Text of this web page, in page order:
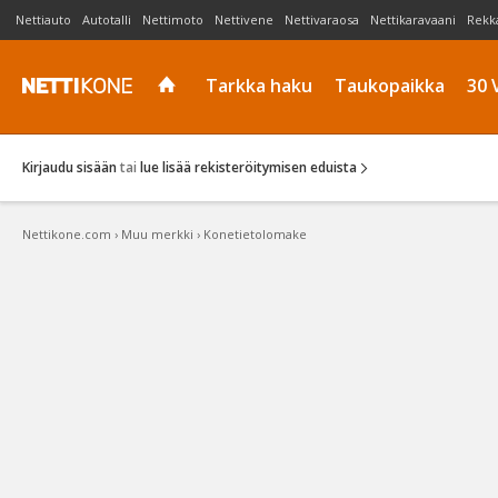
Nettiauto Autotalli Nettimoto Nettivene Nettivaraosa Nettikaravaani
Tarkka haku Taukopaikka 30
Kirjaudu sisään tai lue lisää rekisteröitymisen eduista
Nettikone.com › Muu merkki › Konetietolomake